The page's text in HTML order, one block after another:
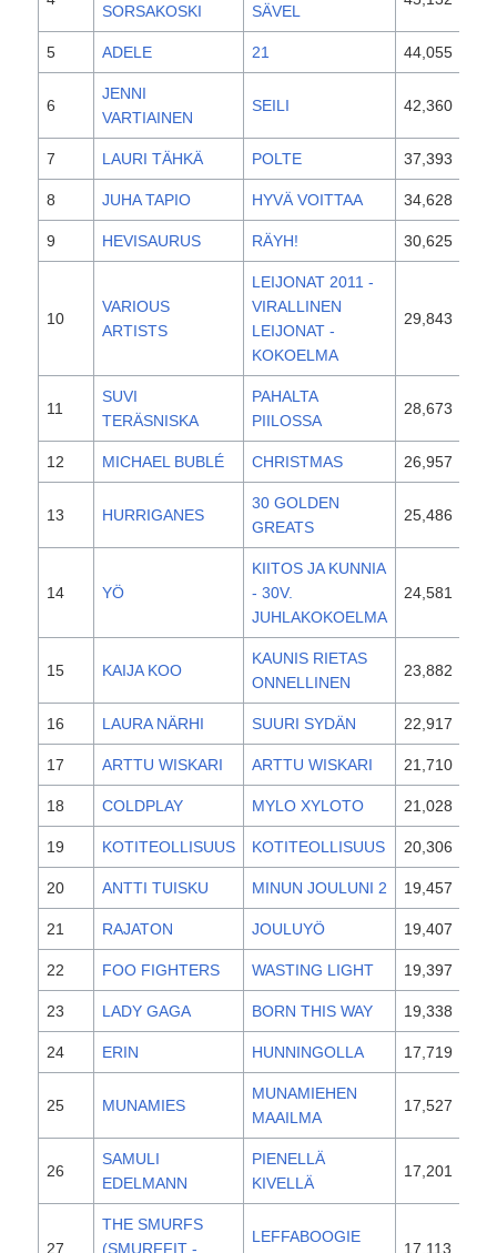
SORSAKOSKI SÄVEL
5 ADELE 21 44,055
6
JENNI
VARTIAINEN
SEILI 42,360
7 LAURI TÄHKÄ POLTE 37,393
8 JUHA TAPIO HYVÄ VOITTAA 34,628
9 HEVISAURUS RÄYH! 30,625
10
VARIOUS
ARTISTS
LEIJONAT 2011 -
VIRALLINEN
LEIJONAT -
KOKOELMA
29,843
11
SUVI
TERÄSNISKA
PAHALTA
PIILOSSA
28,673
12 MICHAEL BUBLÉ CHRISTMAS 26,957
13 HURRIGANES
30 GOLDEN
GREATS
25,486
14 YÖ
KIITOS JA KUNNIA
- 30V.
JUHLAKOKOELMA
24,581
15 KAIJA KOO
KAUNIS RIETAS
ONNELLINEN
23,882
16 LAURA NÄRHI SUURI SYDÄN 22,917
17 ARTTU WISKARI ARTTU WISKARI 21,710
18 COLDPLAY MYLO XYLOTO 21,028
19 KOTITEOLLISUUS KOTITEOLLISUUS 20,306
20 ANTTI TUISKU MINUN JOULUNI 2 19,457
21 RAJATON JOULUYÖ 19,407
22 FOO FIGHTERS WASTING LIGHT 19,397
23 LADY GAGA BORN THIS WAY 19,338
24 ERIN HUNNINGOLLA 17,719
25 MUNAMIES
MUNAMIEHEN
MAAILMA
17,527
26
SAMULI
EDELMANN
PIENELLÄ
KIVELLÄ
17,201
27
THE SMURFS
(SMURFFIT -
LEFFABOOGIE
17,113